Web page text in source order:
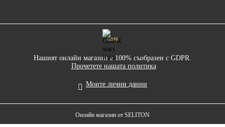
GDPR
Нашият онлайн магазин е 100% съобразен с GDPR.
Прочетете нашата политика
Моите лични данни
Онлайн магазин от SELITON